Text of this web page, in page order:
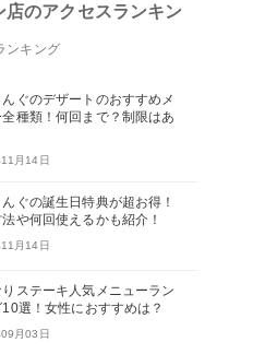
店のアクセスランキン
ンキング
ぐのデザートのおすすめメ
全種類！何回まで？制限はあ
月14日
ぐの誕生日特典が超お得！
や何回使えるかも紹介！
月14日
りステーキ人気メニューラン
10選！女性におすすめは？
月03日